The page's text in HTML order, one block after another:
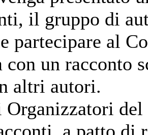
il gruppo di
partecipare al
con un racconto
altri autori.
del